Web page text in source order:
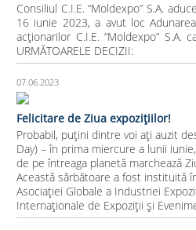
Consiliul C.I.E. “Moldexpo” S.A.
16 iunie 2023, a avut loc
acţionarilor C.I.E. “Moldexpo”
URMĂTOARELE DECIZII:
07.06.2023
Felicitare de Ziua expozițiilor!
Probabil, puțini dintre voi ați auzit
Day) – în prima miercure a lunii
de pe întreaga planetă marchează
Această sărbătoare a fost instituită
Asociației Globale a Industriei
Internaționale de Expoziții și